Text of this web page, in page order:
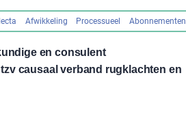
Afwikkeling Processueel Abonnementen
en consulent
causaal verband rugklachten en